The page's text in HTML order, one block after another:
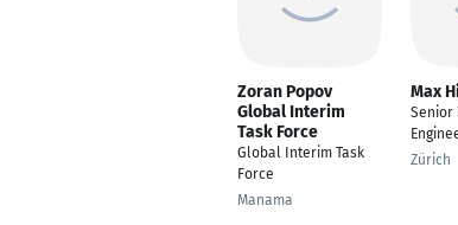
Zoran Popov
Global Interim
Task Force
Global Interim Task
Force
Manama
Max
Senior
Zürich